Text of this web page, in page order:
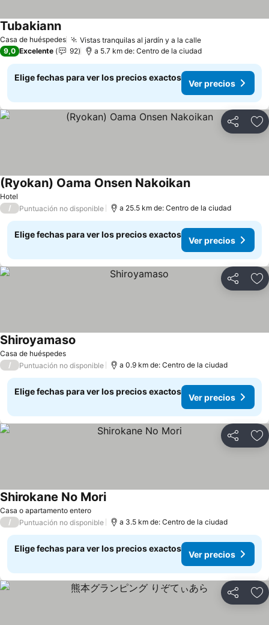
Casa de huéspedes Vistas tranquilas al jardín y a la calle
Tubakiann
9,0 Excelente 92 a 5.7 km de: Centro de la ciudad
Elige fechas para ver los precios exactos
Ver precios
Compartir
Hotel
(Ryokan) Oama Onsen Nakoikan
/ Puntuación no disponible a 25.5 km de: Centro de la ciudad
Elige fechas para ver los precios exactos
Ver precios
Compartir
Casa de huéspedes
Shiroyamaso
/ Puntuación no disponible a 0.9 km de: Centro de la ciudad
Elige fechas para ver los precios exactos
Ver precios
Compartir
Casa o apartamento entero
Shirokane No Mori
/ Puntuación no disponible a 3.5 km de: Centro de la ciudad
Elige fechas para ver los precios exactos
Ver precios
Compartir